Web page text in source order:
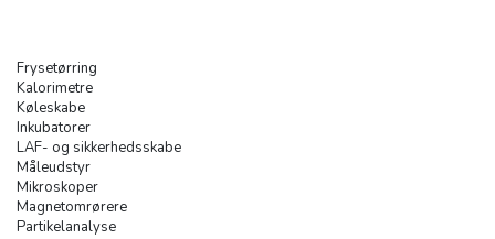
Frysetørring
Kalorimetre
Køleskabe
Inkubatorer
LAF- og sikkerhedsskabe
Måleudstyr
Mikroskoper
Magnetomrørere
Partikelanalyse